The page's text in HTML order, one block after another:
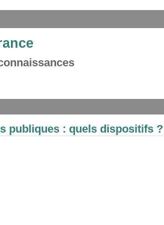
publiques : quels dispositifs ?